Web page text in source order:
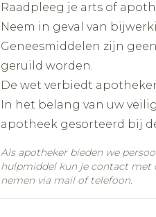
Hydroxypropylcellulose –
Sucrose –
Ricinusolie – Povidon –
Sucrose –
Ricinusolie – Povidon –
De spuit loskoppelen en
De spuit met water
In twee keren 41 ml
Goed schudden na elke
Zo bekomt men 80 ml
De gereconstitueerde
Lengte 135 mm
Diepte
Verpakking
1
Actieve
Ingrediënten
Raadpleeg je arts of
Neem in geval van
Geneesmiddelen zijn
geruild worden.
De wet verbiedt
In het belang van uw
apotheek gesorteerd bij
Als apotheker bieden we
hulpmiddel kun je contact met
nemen via mail of telefoon.